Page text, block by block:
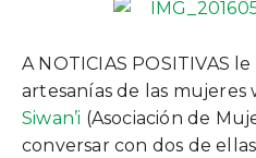
A NOTICIAS POSITIVAS
artesanías de las mujeres
Siwan’i (Asociación de
conversar con dos de